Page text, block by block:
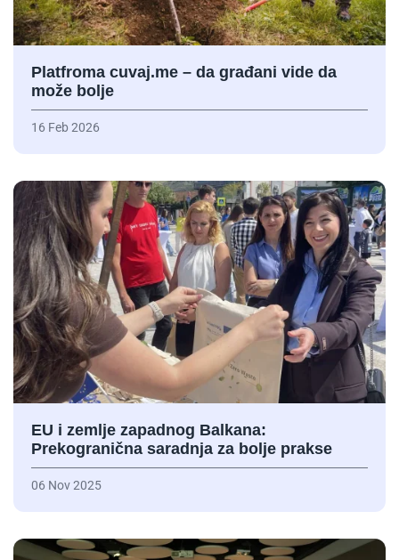
Platfroma cuvaj.me – da građani vide da
može bolje
16 Feb 2026
EU i zemlje zapadnog Balkana:
Prekogranična saradnja za bolje prakse
06 Nov 2025